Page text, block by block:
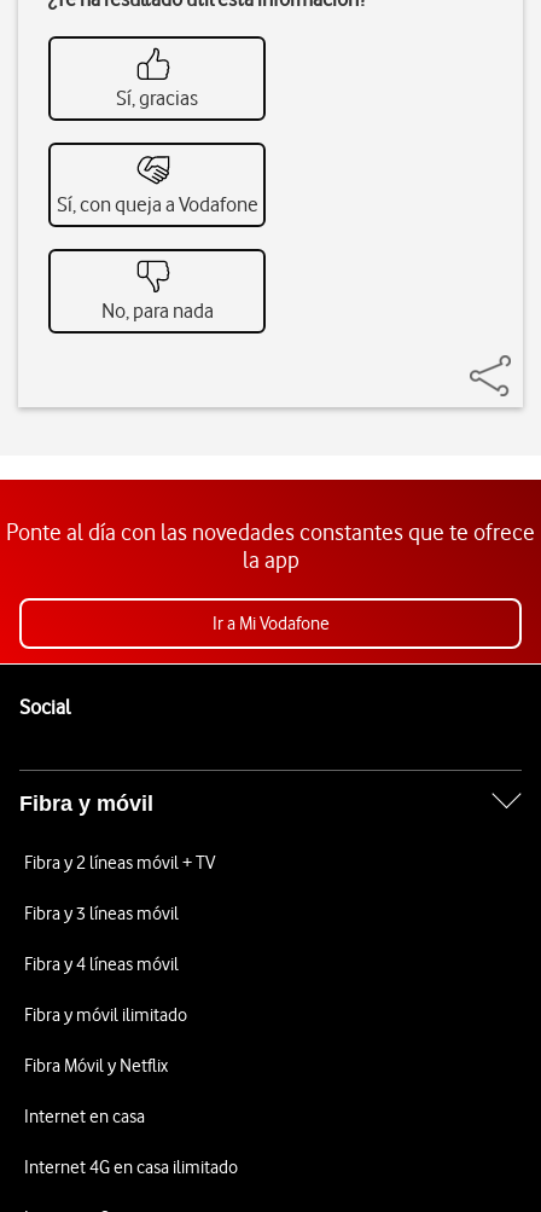
Sí, gracias
Sí, con queja a Vodafone
No, para nada
Ponte al día con las novedades constantes que te ofrece
la app
Ir a Mi Vodafone
SocialEnlaces a las redes sociales de Vodafone
Fibra y móvil
Fibra y 2 líneas móvil + TV
Fibra y 3 líneas móvil
Fibra y 4 líneas móvil
Fibra y móvil ilimitado
Fibra Móvil y Netflix
Internet en casa
Internet 4G en casa ilimitado